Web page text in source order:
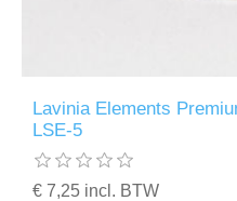
Lavinia Elements
LSE-5
€ 7,25 incl. BTW